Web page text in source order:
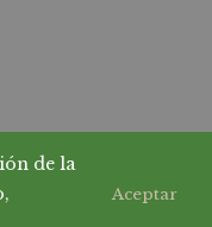
de la
Aceptar